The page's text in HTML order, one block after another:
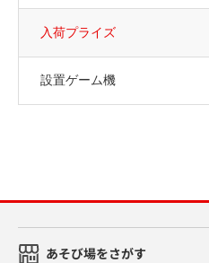
入荷プライズ
設置ゲーム機
あそび場をさがす